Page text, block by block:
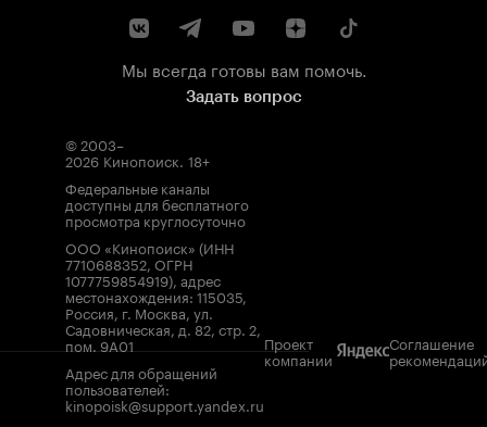
Мы всегда готовы вам помочь.
Задать вопрос
© 2003–
2026 Кинопоиск. 18+
Федеральные каналы
доступны для бесплатного
просмотра круглосуточно
ООО «Кинопоиск» (ИНН
7710688352, ОГРН
1077759854919), адрес
местонахождения: 115035,
Россия, г. Москва, ул.
Садовническая, д. 82, стр. 2,
пом. 9А01
Адрес для обращений
пользователей:
kinopoisk@support.yandex.ru
Проект
компании
Соглашение